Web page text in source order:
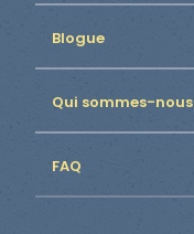
Blogue
Qui sommes-nous
FAQ